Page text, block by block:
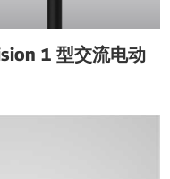
1 型交流电动